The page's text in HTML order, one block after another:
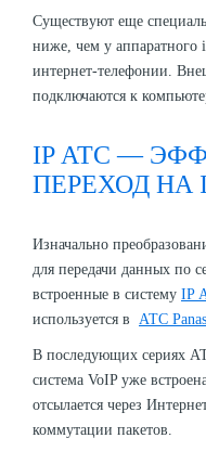
Существуют еще
ниже, чем у аппаратного
интернет-телефонии.
подключаются к
IP АТС —
ПЕРЕХОД НА
Изначально
для передачи данных по
встроенные в систему IP
используется в
АТС
В последующих сериях
система VoIP уже
отсылается через
коммутации пакетов.